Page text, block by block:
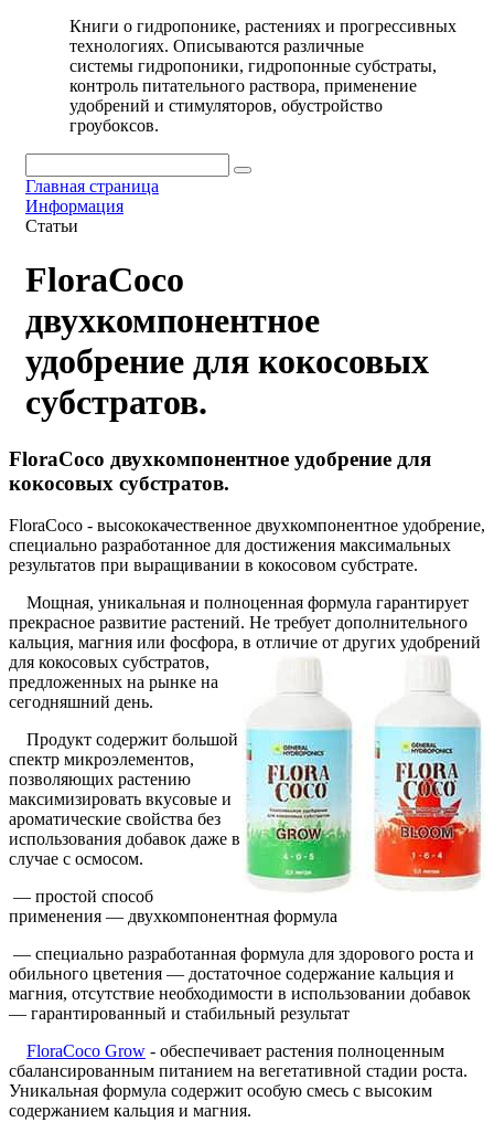
Книги о гидропонике, растениях и прогрессивных
технологиях. Описываются различные
системы гидропоники, гидропонные субстраты,
контроль питательного раствора, применение
удобрений и стимуляторов, обустройство
гроубоксов.
Главная страница
Информация
Статьи
FloraCoco
двухкомпонентное
удобрение для кокосовых
субстратов.
FloraCoco двухкомпонентное удобрение для
кокосовых субстратов.
FloraCoco - высококачественное двухкомпонентное удобрение,
специально разработанное для достижения максимальных
результатов при выращивании в кокосовом субстрате.
Мощная, уникальная и полноценная формула гарантирует
прекрасное развитие растений. Не требует дополнительного
кальция, магния или фосфора, в отличие от других удобрений
для кокосовых субстратов,
предложенных на рынке на
сегодняшний день.
Продукт содержит большой
спектр микроэлементов,
позволяющих растению
максимизировать вкусовые и
ароматические свойства без
использования добавок даже в
случае с осмосом.
— простой способ
применения — двухкомпонентная формула
— специально разработанная формула для здорового роста и
обильного цветения — достаточное содержание кальция и
магния, отсутствие необходимости в использовании добавок
— гарантированный и стабильный результат
FloraCoco Grow - обеспечивает растения полноценным
сбалансированным питанием на вегетативной стадии роста.
Уникальная формула содержит особую смесь с высоким
содержанием кальция и магния.